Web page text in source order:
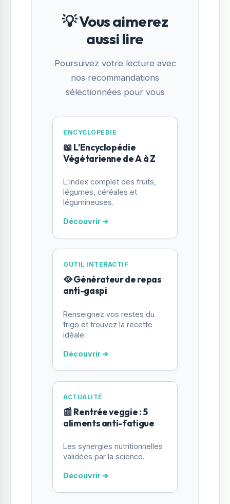
💡 Vous aimerez
aussi lire
Poursuivez votre lecture avec
nos recommandations
sélectionnées pour vous
ENCYCLOPÉDIE
📖 L'Encyclopédie
Végétarienne de A à Z
L'index complet des fruits,
légumes, céréales et
légumineuses.
Découvrir ➔
OUTIL INTERACTIF
🥘 Générateur de repas
anti-gaspi
Renseignez vos restes du
frigo et trouvez la recette
idéale.
Découvrir ➔
ACTUALITÉ
📰 Rentrée veggie : 5
aliments anti-fatigue
Les synergies nutritionnelles
validées par la science.
Découvrir ➔